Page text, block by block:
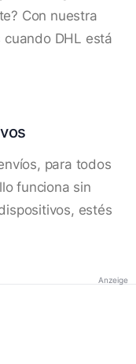
Con nuestra
cuando DHL está
para todos
funciona sin
estés
Anzeige